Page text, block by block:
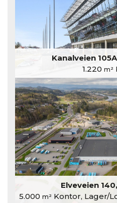
Kanalveien
1.220 m²
Elveveien
5.000 m²Kontor, Lager/